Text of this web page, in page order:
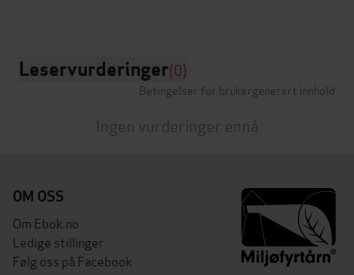
Leservurderinger(0)
Betingelser for brukergenerert innhold
Ingen vurderinger ennå
OM OSS
Om Ebok.no
Ledige stillinger
Følg oss på Facebook